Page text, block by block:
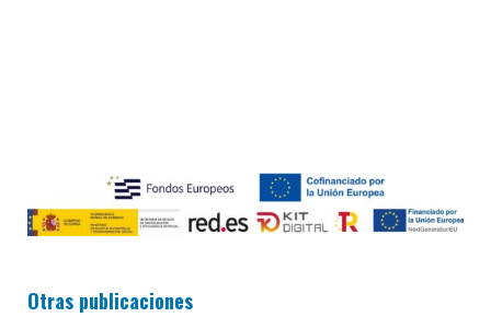
Otras publicaciones